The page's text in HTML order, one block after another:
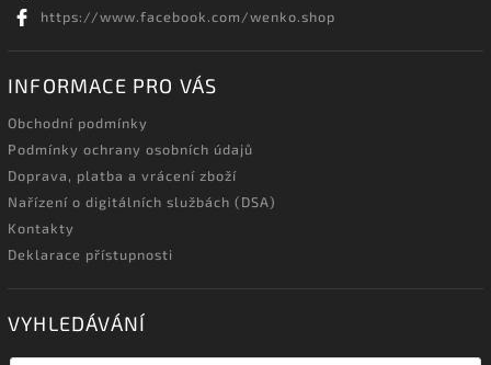
https://www.facebook.com/wenko.shop
INFORMACE PRO VÁS
Obchodní podmínky
Podmínky ochrany osobních údajů
Doprava, platba a vrácení zboží
Nařízení o digitálních službách (DSA)
Kontakty
Deklarace přístupnosti
VYHLEDÁVÁNÍ